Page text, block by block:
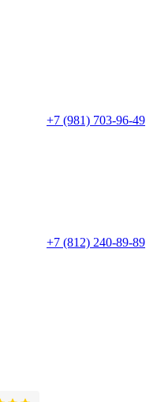
+7 (981) 703-96-49
+7 (812) 240-89-89